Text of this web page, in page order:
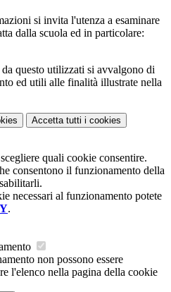
si invita l'utenza a esaminare
dalla scuola ed in particolare:
questo utilizzati si avvalgono di
ed utili alle finalità illustrate nella
Accetta tutti i cookies
quali cookie consentire.
consentono il funzionamento della
necessari al funzionamento potete
.
non possono essere
l'elenco nella pagina della cookie